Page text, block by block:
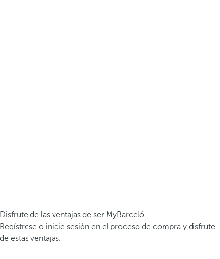
Disfrute de las ventajas de ser MyBarceló
Regístrese o inicie sesión en el proceso de compra y disfrute
de estas ventajas.